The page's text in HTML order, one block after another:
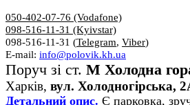
050-402-07-76 (Vodafone)
098-516-11-31 (Kyivstar)
098-516-11-31 (Telegram, Viber)
E-mail: info@polovik.kh.ua
Поруч зі ст. М Холодна
Харків, вул.
Детальний опис. Є парковка,